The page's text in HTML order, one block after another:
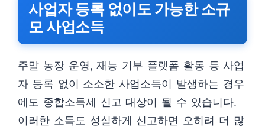
사업자 등록 없이도 가능한 소규
모 사업소득
주말 농장 운영, 재능 기부 플랫폼 활동 등 사업
자 등록 없이 소소한 사업소득이 발생하는 경우
에도 종합소득세 신고 대상이 될 수 있습니다.
이러한 소득도 성실하게 신고하면 오히려 더 많